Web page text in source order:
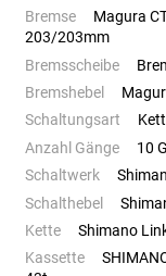
Bremse
Magura
203/203mm
Bremsscheibe
Bremshebel
Schaltungsart
Anzahl Gänge
10
Schaltwerk
Schalthebel
Kette
Shimano
Kassette